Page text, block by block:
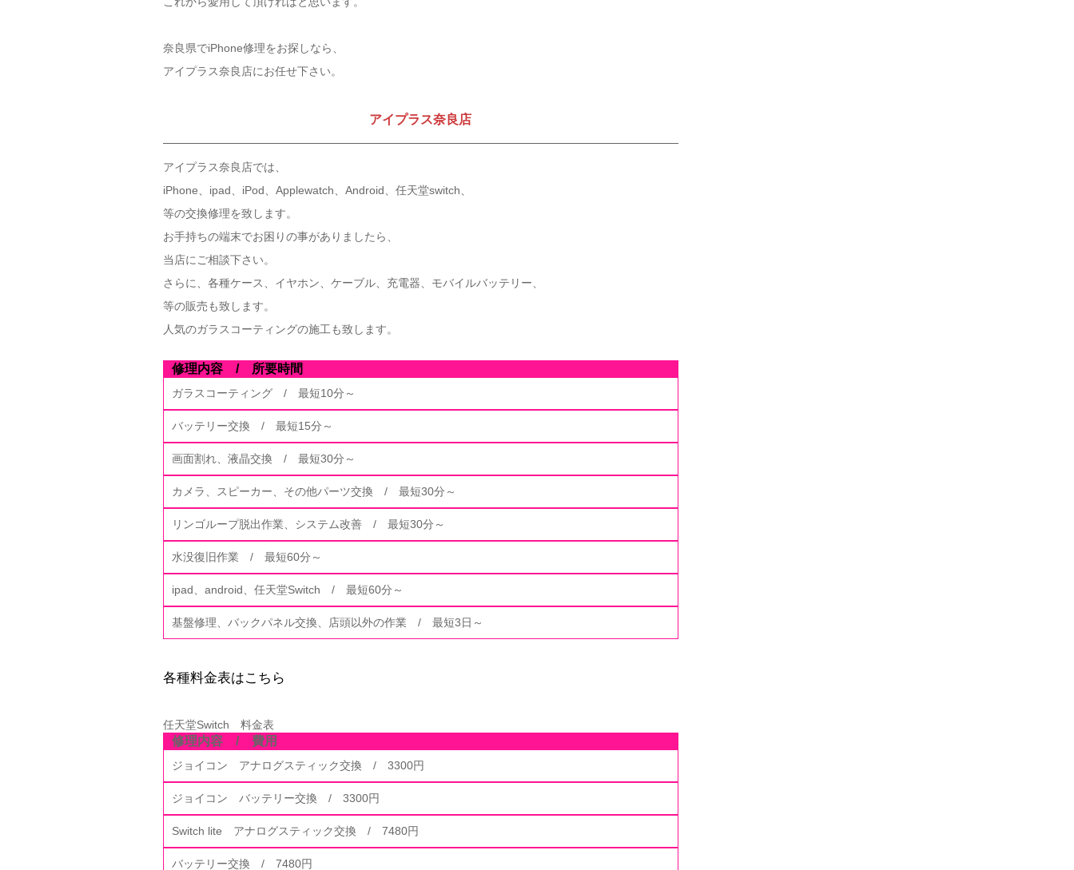
奈良県でiPhone修理をお探しなら、
アイプラス奈良店にお任せ下さい。
アイプラス奈良店
アイプラス奈良店では、
iPhone、ipad、iPod、Applewatch、Android、任天堂switch、
等の交換修理を致します。
お手持ちの端末でお困りの事がありましたら、
当店にご相談下さい。
さらに、各種ケース、イヤホン、ケーブル、充電器、モバイルバッテリー、
等の販売も致します。
人気のガラスコーティングの施工も致します。
修理内容 / 所要時間
ガラスコーティング / 最短10分～
バッテリー交換 / 最短15分～
画面割れ、液晶交換 / 最短30分～
カメラ、スピーカー、その他パーツ交換 / 最短30分～
リンゴループ脱出作業、システム改善 / 最短30分～
水没復旧作業 / 最短60分～
ipad、android、任天堂Switch / 最短60分～
基盤修理、バックパネル交換、店頭以外の作業 / 最短3日～
各種料金表はこちら
任天堂Switch 料金表
修理内容 / 費用
ジョイコン アナログスティック交換 / 3300円
ジョイコン バッテリー交換 / 3300円
Switch lite アナログスティック交換 / 7480円
バッテリー交換 / 7480円